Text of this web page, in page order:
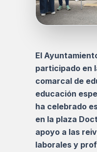
El
participado en
comarcal de
educación
ha celebrado
en la plaza
apoyo a las
laborales y